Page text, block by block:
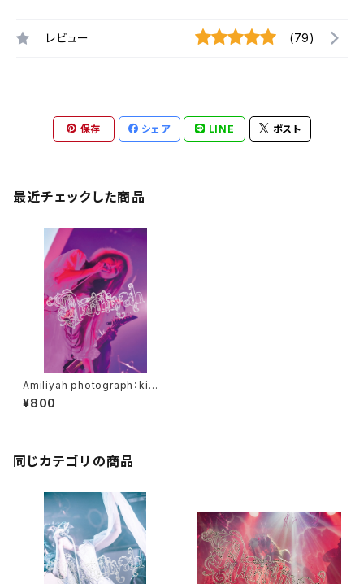
レビュー (79)
保存 シェア LINE ポスト
最近チェックした商品
Amiliyah photograph：kimi
No.1～No.10
¥800
同じカテゴリの商品